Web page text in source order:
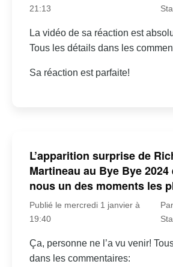
21:13
La vidéo de sa réaction est
Tous les détails dans les
Sa réaction est parfaite!
L’apparition surprise de
Martineau au Bye Bye
nous un des moments les
Publié le mercredi 1 janvier à
19:40
Ça, personne ne l’a vu venir!
dans les commentaires: